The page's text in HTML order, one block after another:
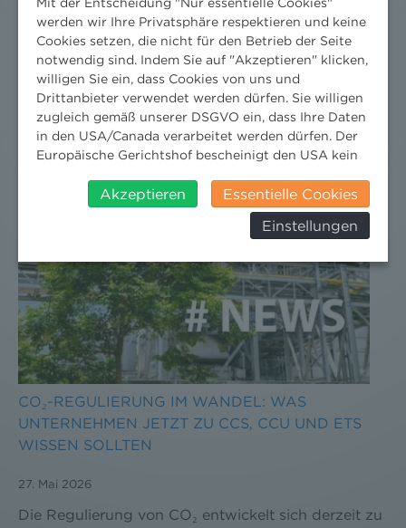
CO₂-REGULIERUNG IM WANDEL: WAS
UNTERNEHMEN JETZT ZU CCS, CCU UND ETS
WISSEN SOLLTEN
27. Mai 2026
Die Regulierung von CO₂ entwickelt sich derzeit zu
werden wir Ihre Privatsphäre respektieren und keine
Cookies setzen, die nicht für den Betrieb der Seite
notwendig sind. Indem Sie auf "Akzeptieren" klicken,
willigen Sie ein, dass Cookies von uns und
Drittanbieter verwendet werden dürfen. Sie willigen
zugleich gemäß unserer DSGVO ein, dass Ihre Daten
in den USA/Canada verarbeitet werden dürfen. Der
Europäische Gerichtshof bescheinigt den USA kein
insbesondere das Risiko, dass ihre Daten durch US-
Behörden, zu Kontroll- und zu
Überwachungszwecken, verarbeitet werden und
werden können. Zudem finden Sie am
Bildschirmrand ein Cookie-Icon wo Sie jederzeit Ihre
Einwilligung widerrufen und Widerspruch ausüben.
Weitere Infomationen finden Sie hier:
Datenschutzerklärung
Akzeptieren
Essentielle Cookies
Einstellungen